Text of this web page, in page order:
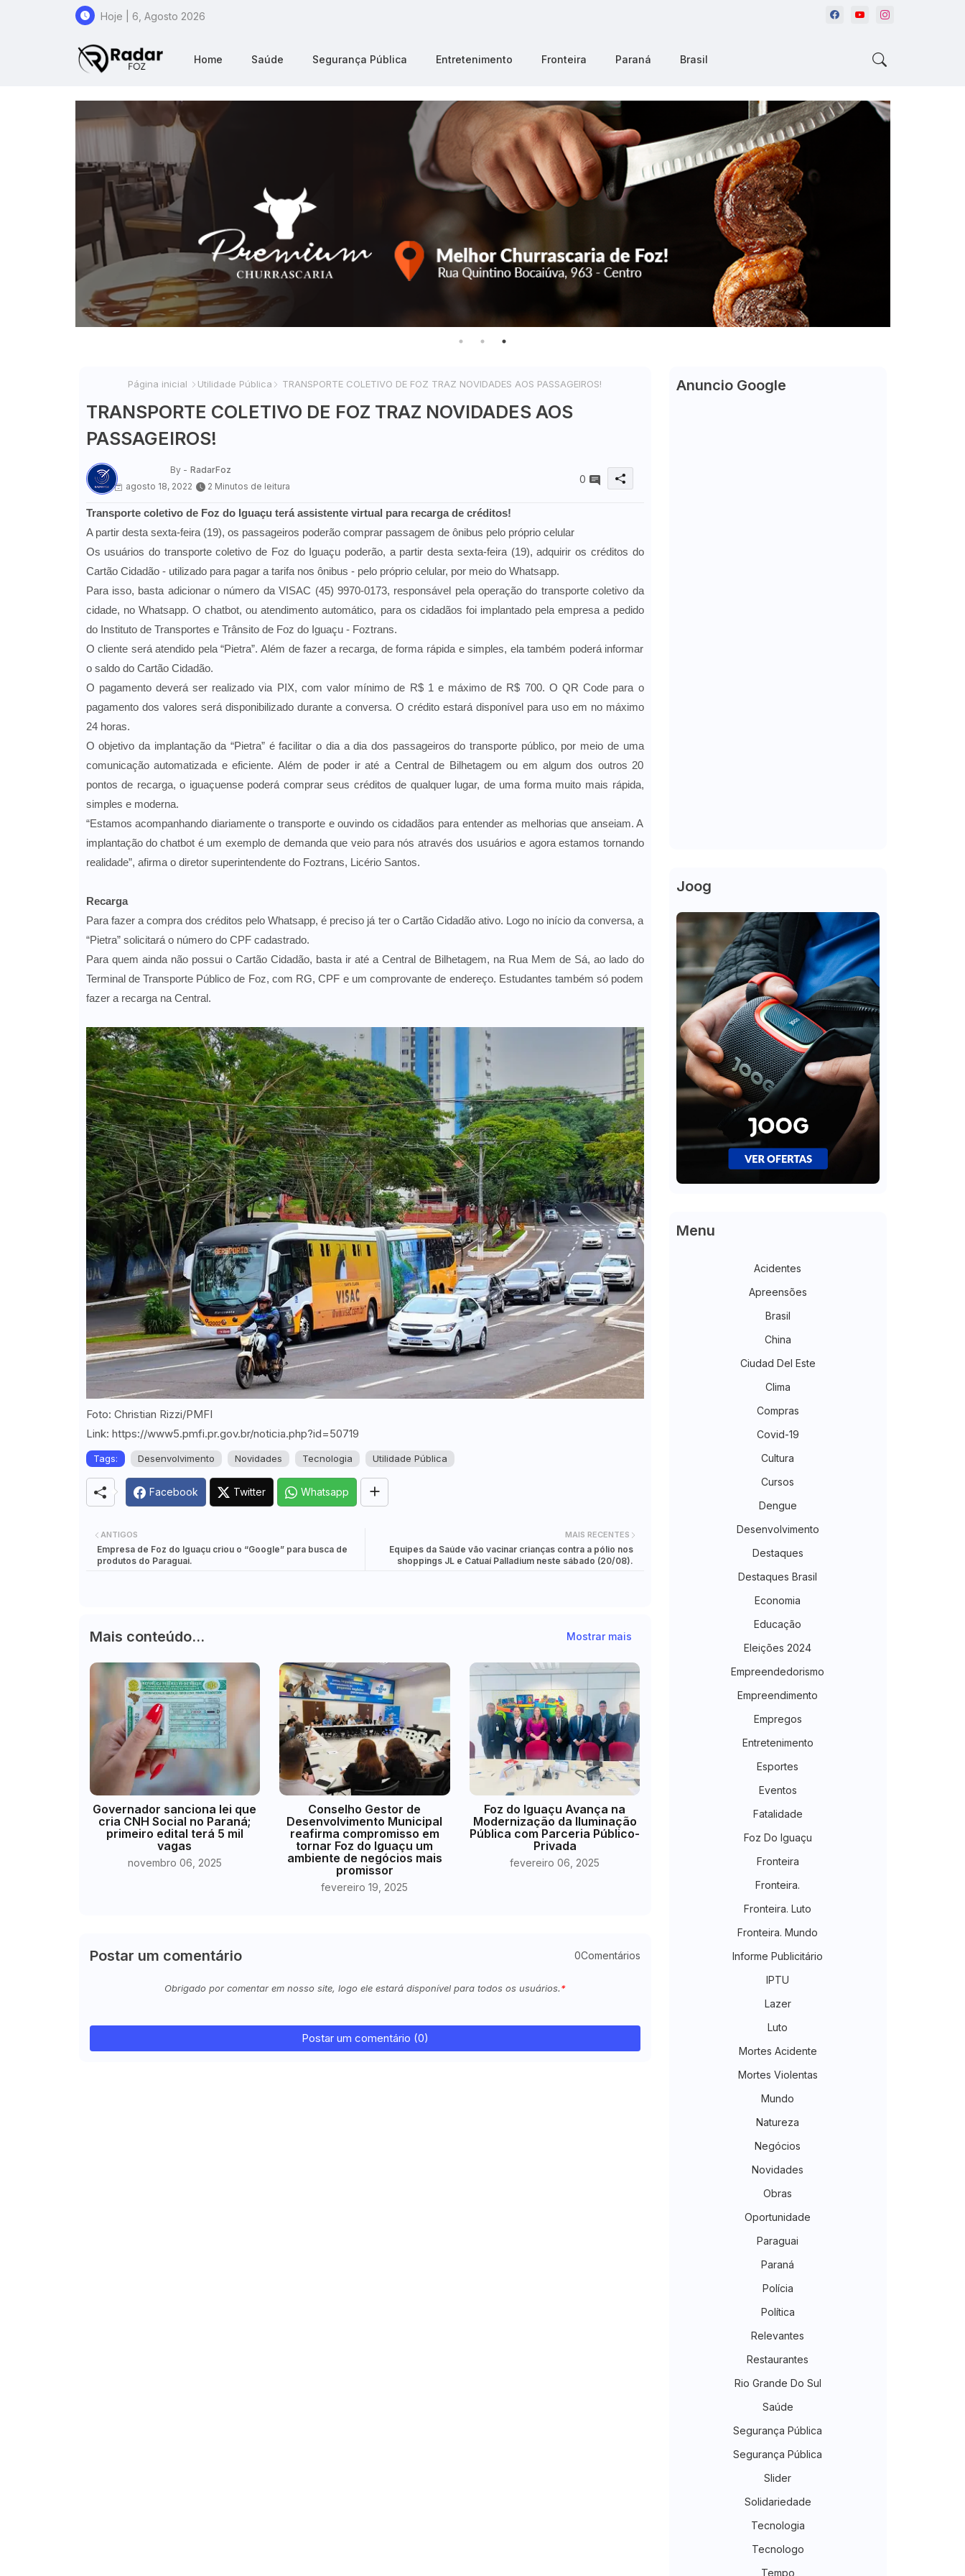
Hoje | 6, Agosto 2026
Home Saúde Segurança Pública Entretenimento Fronteira Paraná Brasil
Página inicial Utilidade Pública TRANSPORTE COLETIVO DE FOZ TRAZ NOVIDADES AOS PASSAGEIROS!
TRANSPORTE COLETIVO DE FOZ TRAZ NOVIDADES AOS
PASSAGEIROS!
By - RadarFoz
agosto 18, 2022
2 Minutos de leitura
0
Transporte coletivo de Foz do Iguaçu terá assistente virtual para recarga de créditos!
A partir desta sexta-feira (19), os passageiros poderão comprar passagem de ônibus pelo próprio celular
Os usuários do transporte coletivo de Foz do Iguaçu poderão, a partir desta sexta-feira (19), adquirir os créditos do
Cartão Cidadão - utilizado para pagar a tarifa nos ônibus - pelo próprio celular, por meio do Whatsapp.
Para isso, basta adicionar o número da VISAC (45) 9970-0173, responsável pela operação do transporte coletivo da
cidade, no Whatsapp. O chatbot, ou atendimento automático, para os cidadãos foi implantado pela empresa a pedido
do Instituto de Transportes e Trânsito de Foz do Iguaçu - Foztrans.
O cliente será atendido pela “Pietra”. Além de fazer a recarga, de forma rápida e simples, ela também poderá informar
o saldo do Cartão Cidadão.
O pagamento deverá ser realizado via PIX, com valor mínimo de R$ 1 e máximo de R$ 700. O QR Code para o
pagamento dos valores será disponibilizado durante a conversa. O crédito estará disponível para uso em no máximo
24 horas.
O objetivo da implantação da “Pietra” é facilitar o dia a dia dos passageiros do transporte público, por meio de uma
comunicação automatizada e eficiente. Além de poder ir até a Central de Bilhetagem ou em algum dos outros 20
pontos de recarga, o iguaçuense poderá comprar seus créditos de qualquer lugar, de uma forma muito mais rápida,
simples e moderna.
“Estamos acompanhando diariamente o transporte e ouvindo os cidadãos para entender as melhorias que anseiam. A
implantação do chatbot é um exemplo de demanda que veio para nós através dos usuários e agora estamos tornando
realidade”, afirma o diretor superintendente do Foztrans, Licério Santos.
Recarga
Para fazer a compra dos créditos pelo Whatsapp, é preciso já ter o Cartão Cidadão ativo. Logo no início da conversa, a
“Pietra” solicitará o número do CPF cadastrado.
Para quem ainda não possui o Cartão Cidadão, basta ir até a Central de Bilhetagem, na Rua Mem de Sá, ao lado do
Terminal de Transporte Público de Foz, com RG, CPF e um comprovante de endereço. Estudantes também só podem
fazer a recarga na Central.
Foto: Christian Rizzi/PMFI
Link: https://www5.pmfi.pr.gov.br/noticia.php?id=50719
Tags: Desenvolvimento Novidades Tecnologia Utilidade Pública
Facebook Twitter Whatsapp
MAIS RECENTES
Equipes da Saúde vão vacinar crianças contra a pólio nos
shoppings JL e Catuaí Palladium neste sábado (20/08).
ANTIGOS
Empresa de Foz do Iguaçu criou o “Google” para busca de
produtos do Paraguai.
Mais conteúdo... Mostrar mais
Governador sanciona lei que
cria CNH Social no Paraná;
primeiro edital terá 5 mil
vagas
novembro 06, 2025
Conselho Gestor de
Desenvolvimento Municipal
reafirma compromisso em
tornar Foz do Iguaçu um
ambiente de negócios mais
promissor
fevereiro 19, 2025
Foz do Iguaçu Avança na
Modernização da Iluminação
Pública com Parceria Público-
Privada
fevereiro 06, 2025
Postar um comentário 0Comentários
Obrigado por comentar em nosso site, logo ele estará disponível para todos os usuários.
Postar um comentário (0)
Anuncio Google
Joog
Menu
Acidentes
Apreensões
Brasil
China
Ciudad Del Este
Clima
Compras
Covid-19
Cultura
Cursos
Dengue
Desenvolvimento
Destaques
Destaques Brasil
Economia
Educação
Eleições 2024
Empreendedorismo
Empreendimento
Empregos
Entretenimento
Esportes
Eventos
Fatalidade
Foz Do Iguaçu
Fronteira
Fronteira.
Fronteira. Luto
Fronteira. Mundo
Informe Publicitário
IPTU
Lazer
Luto
Mortes Acidente
Mortes Violentas
Mundo
Natureza
Negócios
Novidades
Obras
Oportunidade
Paraguai
Paraná
Polícia
Política
Relevantes
Restaurantes
Rio Grande Do Sul
Saúde
Segurança Pública
Segurança Pública
Slider
Solidariedade
Tecnologia
Tecnologo
Tempo